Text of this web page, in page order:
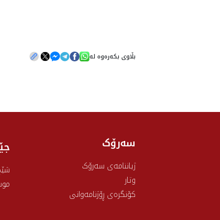
بڵاوی بکەرەوە لە
سەرۆک
ژیاننامەی سەرۆک
وتار
کۆنگرەی ڕۆژنامەوانی